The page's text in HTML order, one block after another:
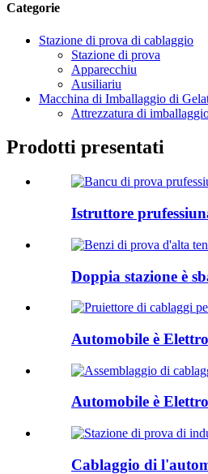
Categorie
Stazione di prova di cablaggio
Stazione di prova
Apparecchiu
Ausiliariu
Macchina di Imballaggio di
Attrezzatura di
Prodotti presentati
Istruttore
Doppia stazione è
Automobile è
Automobile è
Cablaggio di